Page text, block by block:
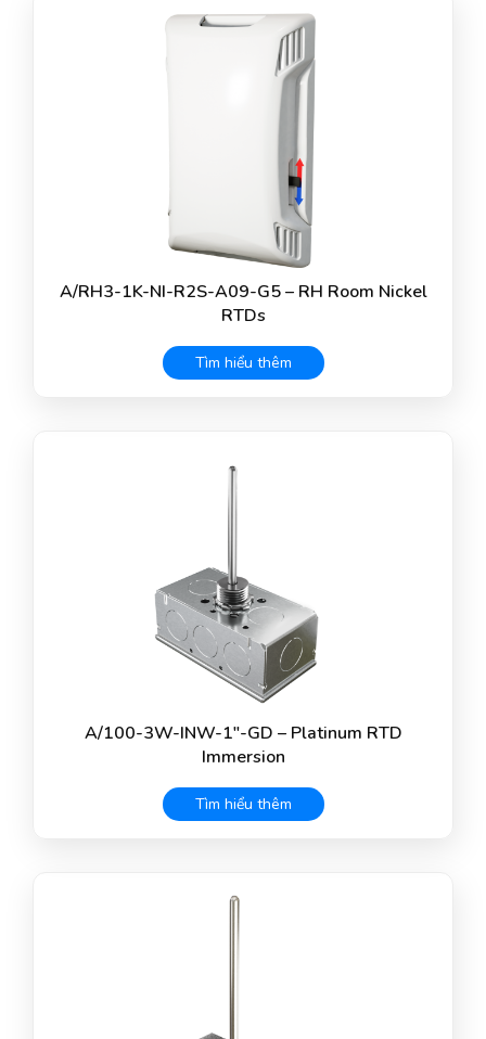
A/RH3-1K-NI-R2S-A09-G5 – RH Room Nickel
RTDs
Tìm hiểu thêm
A/100-3W-INW-1″-GD – Platinum RTD
Immersion
Tìm hiểu thêm